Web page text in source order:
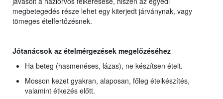
megbetegedés része lehet egy kiterjedt járványnak, vagy
tömeges ételfertőzésnek.
Jótanácsok az ételmérgezések megelőzéséhez
Ha beteg (hasmenéses, lázas), ne készítsen ételt.
Mosson kezet gyakran, alaposan, főleg ételkészítés,
valamint étkezés előtt.